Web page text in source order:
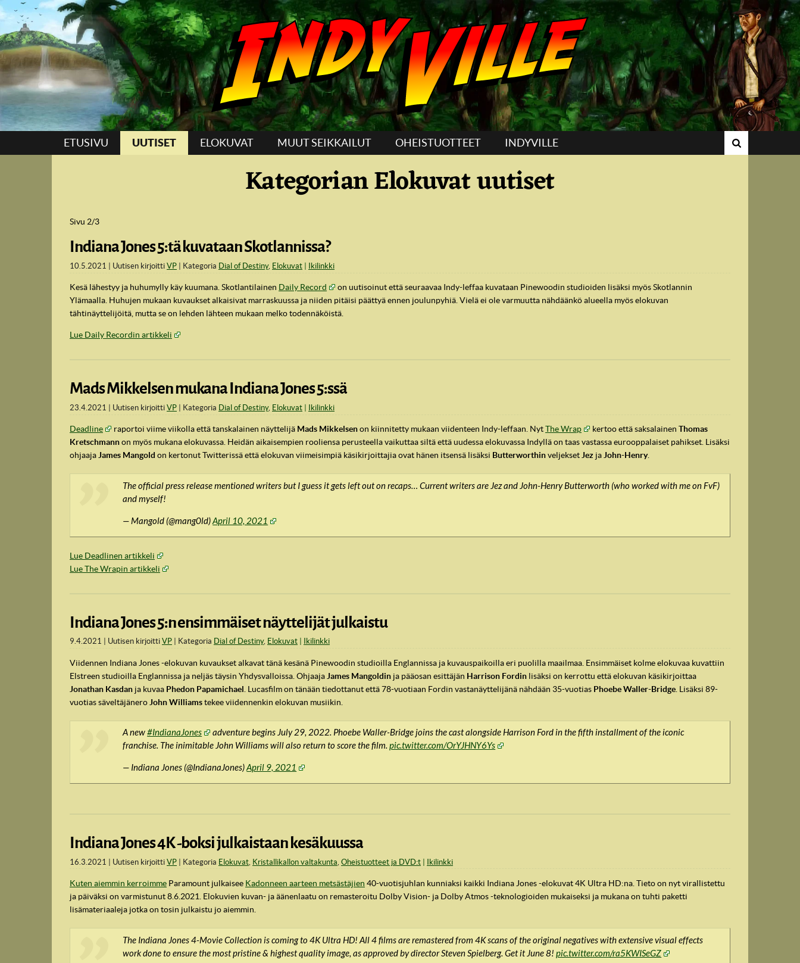
Suoraan sisältöön
ETUSIVU UUTISET ELOKUVAT MUUT SEIKKAILUT OHEISTUOTTEET INDYVILLE
Kategorian Elokuvat uutiset
Sivu 2/3
Indiana Jones 5:tä kuvataan Skotlannissa?
10.5.2021 Uutisen kirjoitti VP Kategoria Dial of Destiny, Elokuvat Ikilinkki
Kesä lähestyy ja huhumylly käy kuumana. Skotlantilainen Daily Record
on uutisoinut että seuraavaa Indy-leffaa kuvataan Pinewoodin studioiden lisäksi myös Skotlannin
Ylämaalla. Huhujen mukaan kuvaukset alkaisivat marraskuussa ja niiden pitäisi päättyä ennen joulunpyhiä. Vielä ei ole varmuutta nähdäänkö alueella myös elokuvan
tähtinäyttelijöitä, mutta se on lehden lähteen mukaan melko todennäköistä.
Lue Daily Recordin artikkeli
Mads Mikkelsen mukana Indiana Jones 5:ssä
23.4.2021 Uutisen kirjoitti VP Kategoria Dial of Destiny, Elokuvat Ikilinkki
Deadline raportoi viime viikolla että tanskalainen näyttelijä Mads Mikkelsenon kiinnitetty mukaan viidenteen Indy-leffaan. NytThe Wrap kertoo että saksalainen Thomas
Kretschmannon myös mukana elokuvassa. Heidän aikaisempien rooliensa perusteella vaikuttaa siltä että uudessa elokuvassa Indyllä on taas vastassa eurooppalaiset pahikset. Lisäksi
ohjaajaJames Mangold on kertonut Twitterissä että elokuvan viimeisimpiä käsikirjoittajia ovat hänen itsensä lisäksi ButterworthinveljeksetJez jaJohn-Henry.
The official press release mentioned writers but I guess it gets left out on recaps… Current writers are Jez and John-Henry Butterworth (who worked with me on FvF)
and myself!
— Mangold (@mang0ld)April 10, 2021
Lue Deadlinen artikkeli
Lue The Wrapin artikkeli
Indiana Jones 5:n ensimmäiset näyttelijät julkaistu
9.4.2021 Uutisen kirjoitti VP Kategoria Dial of Destiny, Elokuvat Ikilinkki
Viidennen Indiana Jones -elokuvan kuvaukset alkavat tänä kesänä Pinewoodin studioilla Englannissa ja kuvauspaikoilla eri puolilla maailmaa. Ensimmäiset kolme elokuvaa kuvattiin
Elstreen studioilla Englannissa ja neljäs täysin Yhdysvalloissa. Ohjaaja James Mangoldin ja pääosan esittäjän Harrison Fordin lisäksi on kerrottu että elokuvan käsikirjoittaa
Jonathan Kasdan ja kuvaa Phedon Papamichael . Lucasfilm on tänään tiedottanut että 78-vuotiaan Fordin vastanäyttelijänä nähdään 35-vuotias Phoebe Waller-Bridge . Lisäksi 89-
vuotias säveltäjänero John Williamstekee viidennenkin elokuvan musiikin.
A new#IndianaJones
adventure begins July 29, 2022. Phoebe Waller-Bridge joins the cast alongside Harrison Ford in the fifth installment of the iconic
franchise. The inimitable John Williams will also return to score the film.pic.twitter.com/OrYJHNY6Ys
— Indiana Jones (@IndianaJones)April 9, 2021
Indiana Jones 4K -boksi julkaistaan kesäkuussa
16.3.2021 Uutisen kirjoitti VP Kategoria Elokuvat Kristallikallon valtakunta Oheistuotteet ja DVD:t Ikilinkki
Kuten aiemmin kerroimme Paramount julkaisee Kadonneen aarteen metsästäjien 40-vuotisjuhlan kunniaksi kaikki Indiana Jones -elokuvat 4K Ultra HD:na. Tieto on nyt virallistettu
ja päiväksi on varmistunut 8.6.2021. Elokuvien kuvan- ja äänenlaatu on remasteroitu Dolby Vision- ja Dolby Atmos -teknologioiden mukaiseksi ja mukana on tuhti paketti
lisämateriaaleja jotka on tosin julkaistu jo aiemmin.
The Indiana Jones 4-Movie Collection is coming to 4K Ultra HD! All 4 films are remastered from 4K scans of the original negatives with extensive visual effects
work done to ensure the most pristine & highest quality image, as approved by director Steven Spielberg. Get it June 8!pic.twitter.com/ra5KWISeGZ